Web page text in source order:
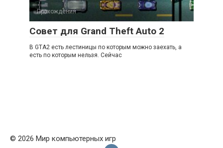
Прохождения
Совет для Grand Theft Auto 2
В GTA2 есть лестиницы по которым можно заехать, а
есть по которым нельзя. Сейчас
© 2026 Мир компьютерных игр